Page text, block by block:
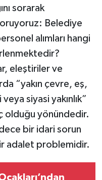
sorarak
Belediye
alımları hangi
eleştiriler ve
“yakın çevre, eş,
siyasi yakınlık”
olduğu yönündedir.
bir idari sorun
adalet problemidir.